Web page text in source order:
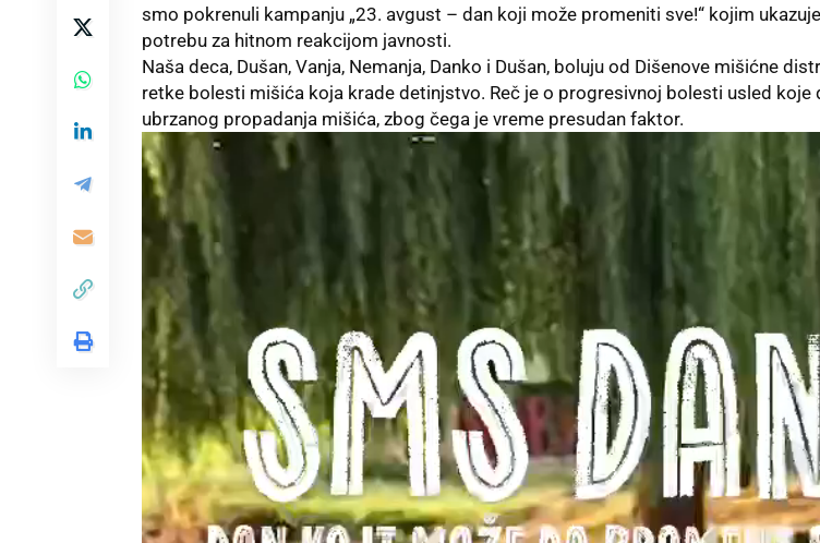
smo pokrenuli kampanju „23. avgust – dan koji može promeniti sve!“ kojim
potrebu za hitnom reakcijom javnosti.
Naša deca, Dušan, Vanja, Nemanja, Danko i Dušan, boluju od Dišenove mišićne
retke bolesti mišića koja krade detinjstvo. Reč je o progresivnoj bolesti usled koje
ubrzanog propadanja mišića, zbog čega je vreme presudan faktor.